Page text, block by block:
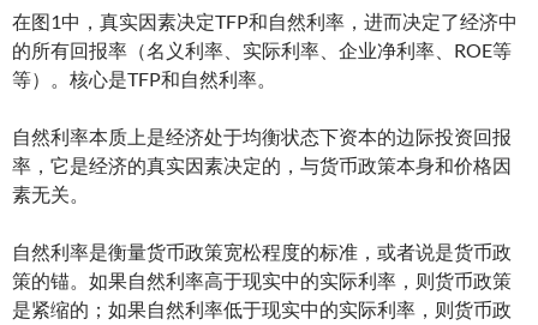
在图1中，真实因素决定TFP和自然利率，进而决定了经济中
的所有回报率（名义利率、实际利率、企业净利率、ROE等
等）。核心是TFP和自然利率。
自然利率本质上是经济处于均衡状态下资本的边际投资回报
率，它是经济的真实因素决定的，与货币政策本身和价格因
素无关。
自然利率是衡量货币政策宽松程度的标准，或者说是货币政
策的锚。如果自然利率高于现实中的实际利率，则货币政策
是紧缩的；如果自然利率低于现实中的实际利率，则货币政